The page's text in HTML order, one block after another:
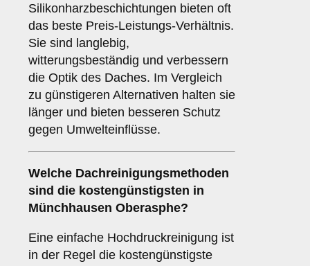
Silikonharzbeschichtungen bieten oft
das beste Preis-Leistungs-Verhältnis.
Sie sind langlebig,
witterungsbeständig und verbessern
die Optik des Daches. Im Vergleich
zu günstigeren Alternativen halten sie
länger und bieten besseren Schutz
gegen Umwelteinflüsse.
Welche Dachreinigungsmethoden
sind die kostengünstigsten in
Münchhausen Oberasphe?
Eine einfache Hochdruckreinigung ist
in der Regel die kostengünstigste